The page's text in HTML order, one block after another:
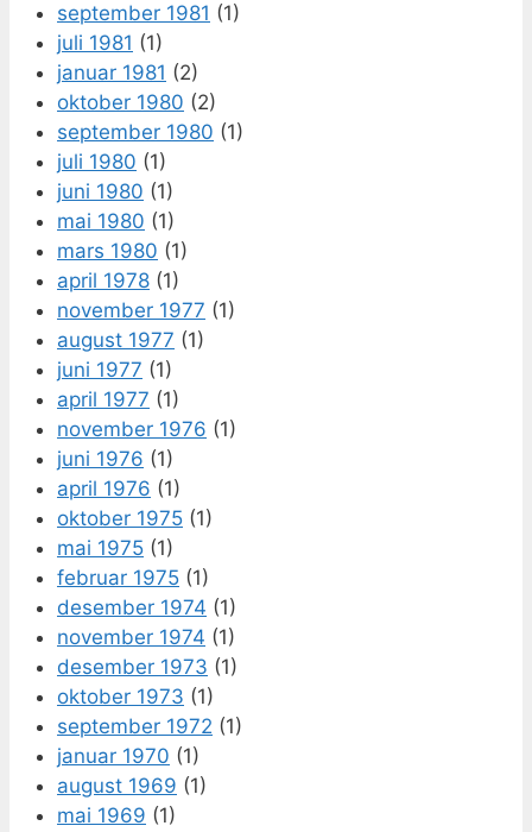
september 1981 (1)
juli 1981 (1)
januar 1981 (2)
oktober 1980 (2)
september 1980 (1)
juli 1980 (1)
juni 1980 (1)
mai 1980 (1)
mars 1980 (1)
april 1978 (1)
november 1977 (1)
august 1977 (1)
juni 1977 (1)
april 1977 (1)
november 1976 (1)
juni 1976 (1)
april 1976 (1)
oktober 1975 (1)
mai 1975 (1)
februar 1975 (1)
desember 1974 (1)
november 1974 (1)
desember 1973 (1)
oktober 1973 (1)
september 1972 (1)
januar 1970 (1)
august 1969 (1)
mai 1969 (1)